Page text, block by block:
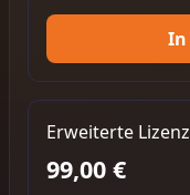
In
Erweiterte Lizenz
99,00 €